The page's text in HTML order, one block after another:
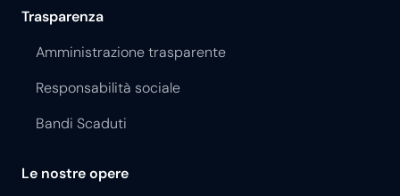
Trasparenza
Amministrazione trasparente
Responsabilità sociale
Bandi Scaduti
Le nostre opere